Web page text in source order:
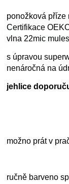
ponožková příze
Certifikace
vlna 22mic
s úpravou
nenáročná na
jehlice
možno prát v
ručně barveno